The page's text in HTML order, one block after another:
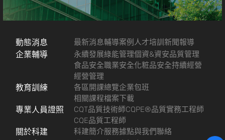
動態消息 最新消息輔導案例 人才培訓新聞報導
企業輔導 永續發展綠能管理個資&資安品質管理
食品安全職業安全化粧品安全持續經營
經營管理
教育訓練 各區開課總覽企業包班
相關課程檔案下載
專業人員證照 CQT品質技術師CQPE®品質實務工程師
CQE品質工程師
關於科建 科建簡介服務據點與我們聯絡